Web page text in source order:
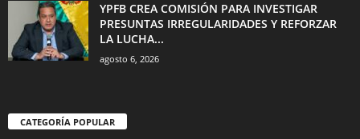
YPFB CREA COMISIÓN PARA INVESTIGAR
PRESUNTAS IRREGULARIDADES Y REFORZAR
LA LUCHA...
agosto 6, 2026
CATEGORÍA POPULAR